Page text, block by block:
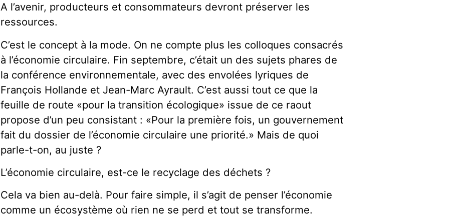
A l’avenir, producteurs et consommateurs devront préserver les
ressources.
C’est le concept à la mode. On ne compte plus les colloques consacrés
à l’économie circulaire. Fin septembre, c’était un des sujets phares de
la conférence environnementale, avec des envolées lyriques de
François Hollande et Jean-Marc Ayrault. C’est aussi tout ce que la
feuille de route «pour la transition écologique» issue de ce raout
propose d’un peu consistant : «Pour la première fois, un gouvernement
fait du dossier de l’économie circulaire une priorité.» Mais de quoi
parle-t-on, au juste ?
L’économie circulaire, est-ce le recyclage des déchets ?
Cela va bien au-delà. Pour faire simple, il s’agit de penser l’économie
comme un écosystème où rien ne se perd et tout se transforme.